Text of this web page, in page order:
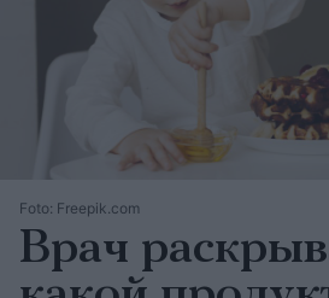
Foto: Freepik.com
Врач